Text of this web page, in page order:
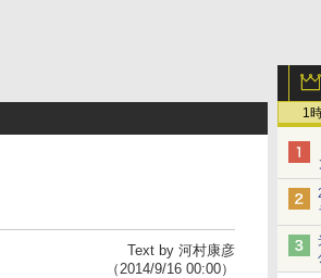
1
Text by 河村康彦
（2014/9/16 00:00）